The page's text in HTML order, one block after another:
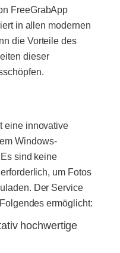
FreeGrabApp
in allen modernen
die Vorteile des
dieser
eine innovative
Windows-
sind keine
um Fotos
Der Service
ermöglicht:
hochwertige